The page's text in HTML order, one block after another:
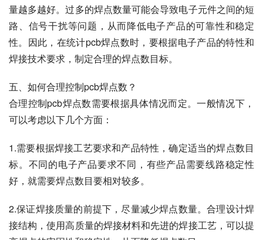
量越多越好。过多的焊点数量可能会导致电子元件之间的短
路、信号干扰等问题，从而降低电子产品的可靠性和稳定
性。因此，在统计pcb焊点数时，要根据电子产品的特性和
焊接技术要求，制定合理的焊点数目标。
五、如何合理控制pcb焊点数？
合理控制pcb焊点数需要根据具体情况而定。一般情况下，
可以考虑以下几个方面：
1.需要根据焊接工艺要求和产品特性，确定适当的焊点数目
标。不同的电子产品要求不同，有些产品需要线路稳定性
好，就需要焊点数目要相对较多。
2.保证焊接质量的前提下，尽量减少焊点数量。合理设计焊
接结构，使用高质量的焊接材料和先进的焊接工艺，可以提